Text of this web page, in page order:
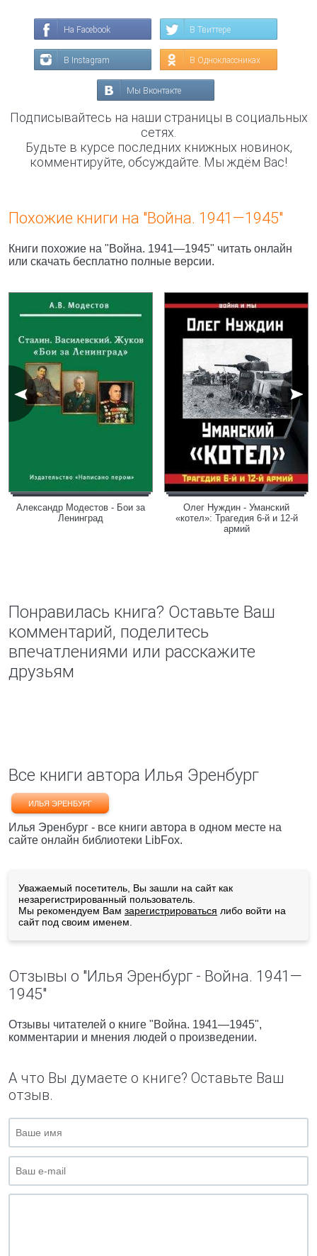
На Facebook В Твиттере
В Instagram В Одноклассниках
Мы Вконтакте
Подписывайтесь на наши страницы в социальных
сетях.
Будьте в курсе последних книжных новинок,
комментируйте, обсуждайте. Мы ждём Вас!
Похожие книги на "Война. 1941—1945"
Книги похожие на "Война. 1941—1945" читать онлайн
или скачать бесплатно полные версии.
Александр Модестов - Бои за
Ленинград
Олег Нуждин - Уманский
«котел»: Трагедия 6-й и 12-й
армий
Понравилась книга? Оставьте Ваш
комментарий, поделитесь
впечатлениями или расскажите
друзьям
Все книги автора Илья Эренбург
ИЛЬЯ ЭРЕНБУРГ
Илья Эренбург - все книги автора в одном месте на
сайте онлайн библиотеки LibFox.
Уважаемый посетитель, Вы зашли на сайт как
незарегистрированный пользователь.
Мы рекомендуем Вам зарегистрироваться либо войти на
сайт под своим именем.
Отзывы о "Илья Эренбург - Война. 1941—
1945"
Отзывы читателей о книге "Война. 1941—1945",
комментарии и мнения людей о произведении.
А что Вы думаете о книге? Оставьте Ваш
отзыв.